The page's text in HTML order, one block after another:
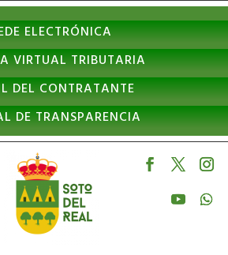
ELECTRÓNICA
VIRTUAL TRIBUTARIA
DEL CONTRATANTE
DE TRANSPARENCIA